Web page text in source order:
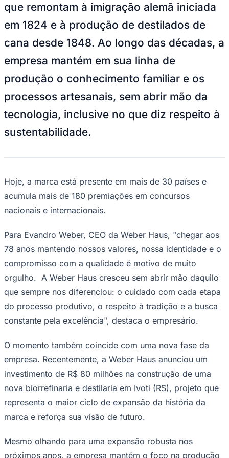
NBA
NFL
Fórmula 1
UFC
Tênis (ATP)
MLB
NHL
Vôlei
NBB
Competições de Futebol
Brasileirão Série A
Brasileirão Série B
Libertadores
Champions League
Premier League
Bundesliga
Times - Ir direto
que remontam à imigração alemã iniciada
em 1824 e à produção de destilados de
cana desde 1848. Ao longo das décadas, a
empresa mantém em sua linha de
produção o conhecimento familiar e os
processos artesanais, sem abrir mão da
tecnologia, inclusive no que diz respeito à
sustentabilidade.
Hoje, a marca está presente em mais de 30 países e
acumula mais de 180 premiações em concursos
nacionais e internacionais.
Para Evandro Weber, CEO da Weber Haus, "chegar aos
78 anos mantendo nossos valores, nossa identidade e o
compromisso com a qualidade é motivo de muito
orgulho. A Weber Haus cresceu sem abrir mão daquilo
que sempre nos diferenciou: o cuidado com cada etapa
do processo produtivo, o respeito à tradição e a busca
constante pela excelência", destaca o empresário.
O momento também coincide com uma nova fase da
empresa. Recentemente, a Weber Haus anunciou um
investimento de R$ 80 milhões na construção de uma
nova biorrefinaria e destilaria em Ivoti (RS), projeto que
representa o maior ciclo de expansão da história da
marca e reforça sua visão de futuro.
Mesmo olhando para uma expansão robusta nos
próximos anos, a empresa mantém o foco na produção